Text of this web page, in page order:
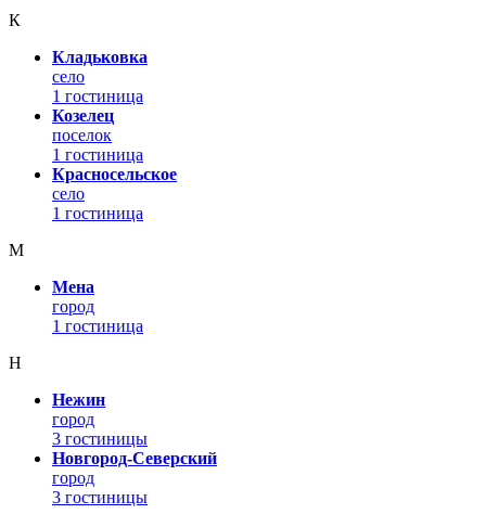
К
Кладьковка
село
1 гостиница
Козелец
поселок
1 гостиница
Красносельское
село
1 гостиница
М
Мена
город
1 гостиница
Н
Нежин
город
3 гостиницы
Новгород-Северский
город
3 гостиницы